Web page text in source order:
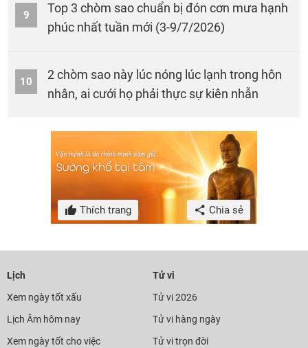
9
Top 3 chòm sao chuẩn bị đón cơn mưa hạnh
phúc nhất tuần mới (3-9/7/2026)
10
2 chòm sao này lúc nóng lúc lạnh trong hôn
nhân, ai cưới họ phải thực sự kiên nhẫn
Thích trang Chia sẻ
Lịch
Xem ngày tốt xấu
Lịch Âm hôm nay
Xem ngày tốt cho việc
Tử vi
Tử vi 2026
Tử vi hàng ngày
Tử vi trọn đời